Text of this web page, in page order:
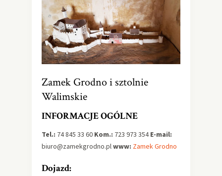
Zamek Grodno i sztolnie
Walimskie
INFORMACJE OGÓLNE
Tel.: 74 845 33 60 Kom.: 723 973 354E-mail:
biuro@zamekgrodno.plwww: Zamek Grodno
Dojazd: